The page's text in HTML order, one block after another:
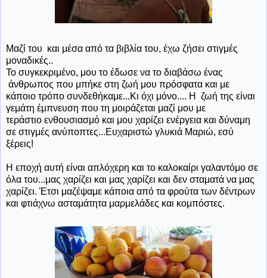
Μαζί του και μέσα από τα βιβλία του, έχω ζήσει στιγμές
μοναδικές..
Το συγκεκριμένο, μου το έδωσε να το διαβάσω ένας
άνθρωπος που μπήκε στη ζωή μου πρόσφατα και με
κάποιο τρόπο συνδεθήκαμε...Κι όχι μόνο.... Η ζωή της είναι
γεμάτη έμπνευση που τη μοιράζεται μαζί μου με
τεράστιο ενθουσιασμό και μου χαρίζει ενέργεια και δύναμη
σε στιγμές ανύποπτες...Ευχαριστώ γλυκιά Μαριώ, εσύ
ξέρεις!
Η εποχή αυτή είναι απλόχερη και το καλοκαίρι γαλαντόμο σε
όλα του...μας χαρίζει και μας χαρίζει και δεν σταματά να μας
χαρίζει. Έτσι μαζέψαμε κάποια από τα φρούτα των δέντρων
και φτιάχνω ασταμάτητα μαρμελάδες και κομπόστες.